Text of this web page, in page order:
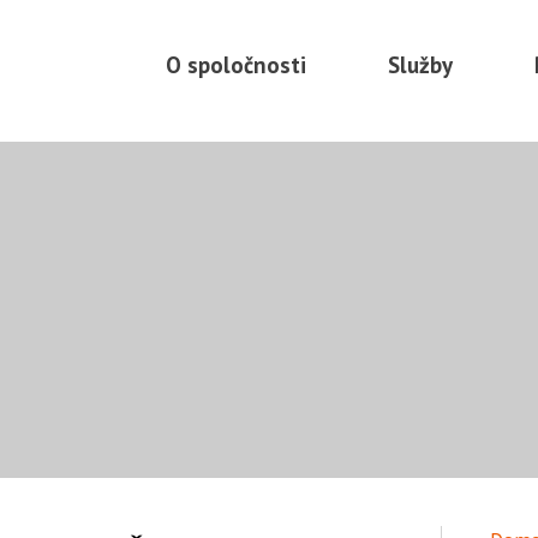
O spoločnosti Služby